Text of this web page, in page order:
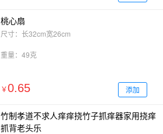
桃心扇
尺寸：长32cm宽26cm
重量：49克
￥0.65 添加
竹制孝道不求人痒痒挠竹子抓痒器家用挠痒
抓背老头乐